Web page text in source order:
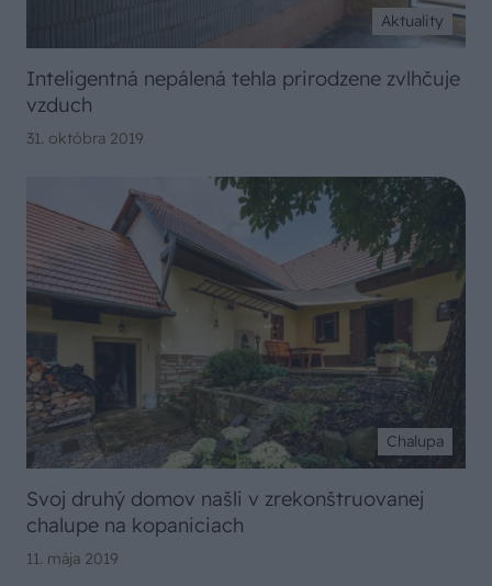
Aktuality
Inteligentná nepálená tehla prirodzene zvlhčuje
vzduch
31. októbra 2019
Chalupa
Svoj druhý domov našli v zrekonštruovanej
chalupe na kopaniciach
11. mája 2019